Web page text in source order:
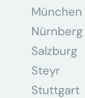
München
Nürnberg
Salzburg
Steyr
Stuttgart